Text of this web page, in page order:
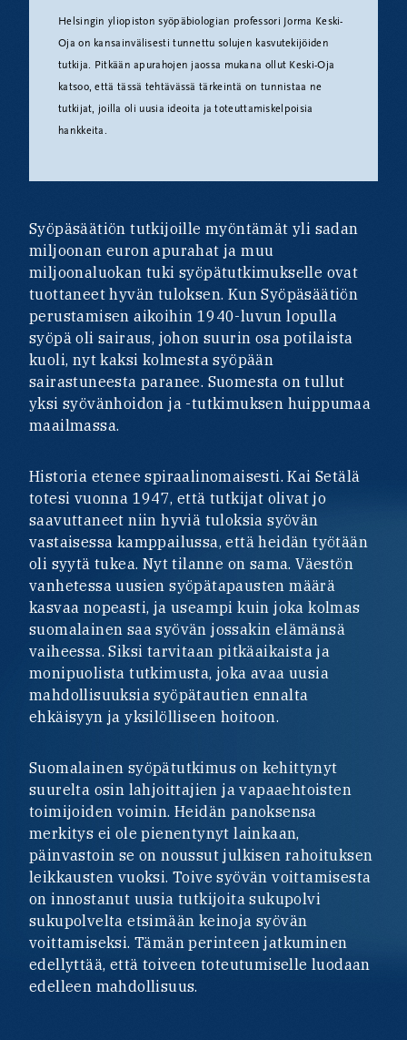
Helsingin yliopiston syöpäbiologian professori Jorma Keski-
Oja on kansainvälisesti tunnettu solujen kasvutekijöiden
tutkija. Pitkään apurahojen jaossa mukana ollut Keski-Oja
katsoo, että tässä tehtävässä tärkeintä on tunnistaa ne
tutkijat, joilla oli uusia ideoita ja toteuttamiskelpoisia
hankkeita.
Syöpäsäätiön tutkijoille myöntämät yli sadan
miljoonan euron apurahat ja muu
miljoonaluokan tuki syöpätutkimukselle ovat
tuottaneet hyvän tuloksen. Kun Syöpäsäätiön
perustamisen aikoihin 1940-luvun lopulla
syöpä oli sairaus, johon suurin osa potilaista
kuoli, nyt kaksi kolmesta syöpään
sairastuneesta paranee. Suomesta on tullut
yksi syövänhoidon ja -tutkimuksen huippumaa
maailmassa.
Historia etenee spiraalinomaisesti. Kai Setälä
totesi vuonna 1947, että tutkijat olivat jo
saavuttaneet niin hyviä tuloksia syövän
vastaisessa kamppailussa, että heidän työtään
oli syytä tukea. Nyt tilanne on sama. Väestön
vanhetessa uusien syöpätapausten määrä
kasvaa nopeasti, ja useampi kuin joka kolmas
suomalainen saa syövän jossakin elämänsä
vaiheessa. Siksi tarvitaan pitkäaikaista ja
monipuolista tutkimusta, joka avaa uusia
mahdollisuuksia syöpätautien ennalta
ehkäisyyn ja yksilölliseen hoitoon.
Suomalainen syöpätutkimus on kehittynyt
suurelta osin lahjoittajien ja vapaaehtoisten
toimijoiden voimin. Heidän panoksensa
merkitys ei ole pienentynyt lainkaan,
päinvastoin se on noussut julkisen rahoituksen
leikkausten vuoksi. Toive syövän voittamisesta
on innostanut uusia tutkijoita sukupolvi
sukupolvelta etsimään keinoja syövän
voittamiseksi. Tämän perinteen jatkuminen
edellyttää, että toiveen toteutumiselle luodaan
edelleen mahdollisuus.